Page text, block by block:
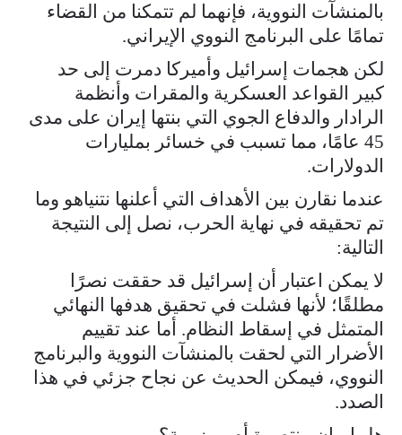
بالمنشآت النووية، فإنهما لم تتمكنا من القضاء
تمامًا على البرنامج النووي الإيراني.
لكن هجمات إسرائيل وأميركا دمرت إلى حد
كبير القواعد العسكرية والمقرات وأنظمة
الرادار والدفاع الجوي التي بنتها إيران على مدى
45 عامًا، مما تسبب في خسائر بمليارات
الدولارات.
عندما نقارن بين الأهداف التي أعلنها نتنياهو وما
تم تحقيقه في نهاية الحرب، نصل إلى النتيجة
التالية:
لا يمكن اعتبار أن إسرائيل قد حققت نصرًا
مطلقًا؛ لأنها فشلت في تحقيق هدفها النهائي
المتمثل في إسقاط النظام. أما عند تقييم
الأضرار التي لحقت بالمنشآت النووية والبرنامج
النووي، فيمكن الحديث عن نجاح جزئي في هذا
الصدد.